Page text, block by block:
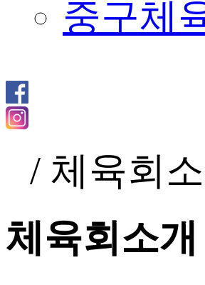
중구체
/ 체육회
체육회소개